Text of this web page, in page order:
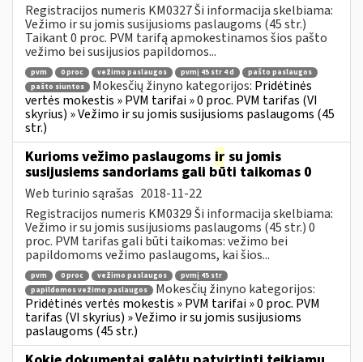
Registracijos numeris KM0327 Ši informacija skelbiama:
Vežimo ir su jomis susijusioms paslaugoms (45 str.)
Taikant 0 proc. PVM tarifą apmokestinamos šios pašto
vežimo bei susijusios papildomos...
pvm 0 proc vežimo paslaugos pvmį 45 str 4 d
pašto paslaugos
pašto siuntos
Mokesčių žinyno kategorijos: Pridėtinės
vertės mokestis » PVM tarifai » 0 proc. PVM tarifas (VI
skyrius) » Vežimo ir su jomis susijusioms paslaugoms (45
str.)
Kurioms vežimo paslaugoms ir su jomis
susijusiems sandoriams gali būti taikomas 0
Web turinio sąrašas 2018-11-22
Registracijos numeris KM0329 Ši informacija skelbiama:
Vežimo ir su jomis susijusioms paslaugoms (45 str.) 0
proc. PVM tarifas gali būti taikomas: vežimo bei
papildomoms vežimo paslaugoms, kai šios...
pvm 0 proc vežimo paslaugos
pvmį 45 str
papildomos vežimo paslaugos
Mokesčių žinyno kategorijos:
Pridėtinės vertės mokestis » PVM tarifai » 0 proc. PVM
tarifas (VI skyrius) » Vežimo ir su jomis susijusioms
paslaugoms (45 str.)